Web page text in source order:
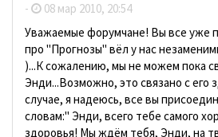
- 08 мар 2010, 20:54
Уважаемые форумчане! Вы все уже
про "Прогнозы" вёл у нас
)...К сожалению, мы не можем пока
Энди...Возможно, это связано с его
случае, я надеюсь, все вы
словам:" Энди, всего тебе самого
здоровья! Мы ждём тебя, Энди, на